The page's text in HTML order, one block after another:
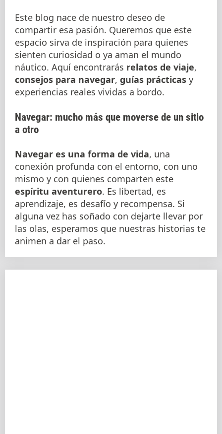
Este blog nace de nuestro deseo de
compartir esa pasión. Queremos que este
espacio sirva de inspiración para quienes
sienten curiosidad o ya aman el mundo
náutico. Aquí encontrarás relatos de viaje,
consejos para navegar, guías prácticas y
experiencias reales vividas a bordo.
Navegar: mucho más que moverse de un sitio
a otro
Navegar es una forma de vida, una
conexión profunda con el entorno, con uno
mismo y con quienes comparten este
espíritu aventurero. Es libertad, es
aprendizaje, es desafío y recompensa. Si
alguna vez has soñado con dejarte llevar por
las olas, esperamos que nuestras historias te
animen a dar el paso.